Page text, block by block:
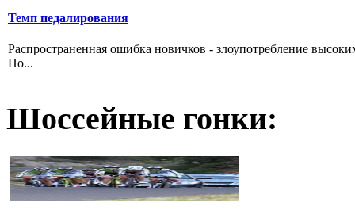
Темп педалирования
Распространенная ошибка новичков - злоупотребление
По...
Шоссейные гонки: